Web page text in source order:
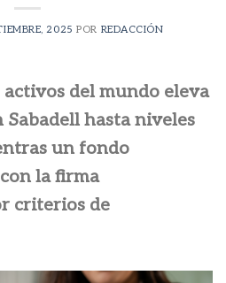
2025 POR REDACCIÓN
del mundo eleva
hasta niveles
un fondo
la firma
criterios de